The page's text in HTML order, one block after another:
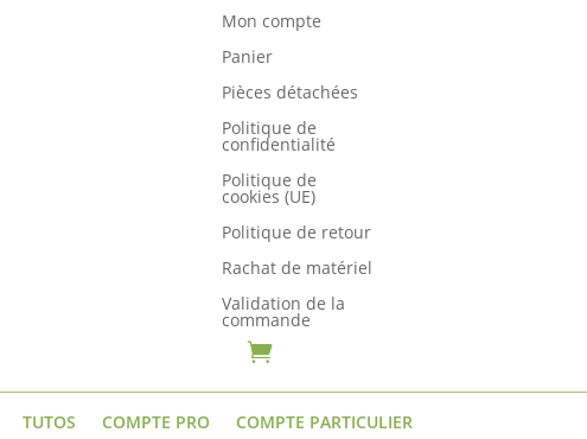
Mon compte
Panier
Pièces détachées
Politique de
confidentialité
Politique de
cookies (UE)
Politique de retour
Rachat de matériel
Validation de la
commande

TUTOS COMPTE PRO COMPTE PARTICULIER